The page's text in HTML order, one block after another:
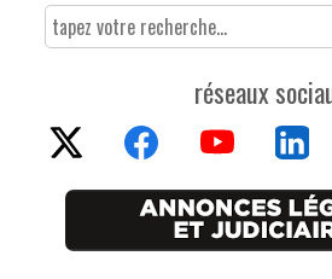
réseaux